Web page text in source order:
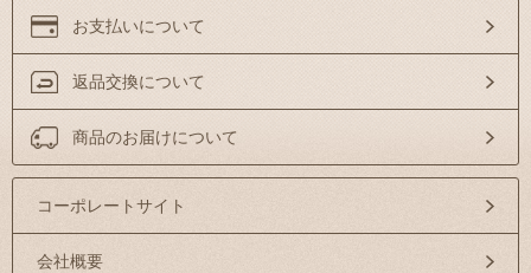
お支払いについて
返品交換について
商品のお届けについて
コーポレートサイト
会社概要